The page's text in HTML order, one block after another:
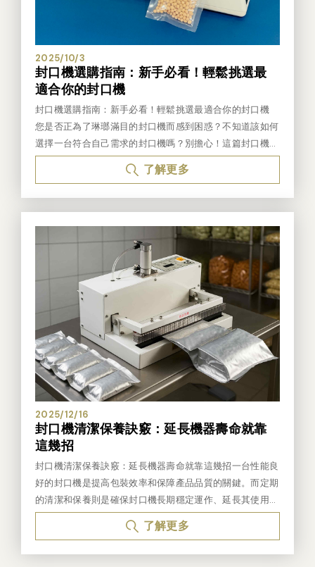
6.適應範圍廣：適合各種不同需求的封裝，無論是食品還
是非食品。 挑袋封口機挑袋封口機則是指只能使用特定材
對特殊的袋材或特定的封口需求。 1. 挑袋真空封口機需要使
用特定尺寸和類型的封口袋。在使用之前， 用戶需要將
食品或其他物品放入封口袋中，然後將封口袋的開口放入封
口機中進行封口。 2.這種類型的封口機通常提供更多的封
口選項，例如不同尺寸的封口袋、濕式和乾式封口等。 3.
挑袋真空封口機通常更適合商業使用或需要大量封口的情
況，因為它們可以提供更高的效率和 更多的選擇。 4.專
用性：需要使用特定材質或品牌的袋子，這些袋子通常設計
於通用型袋子，這可能增加長期使用的成本。 6.質量控
制：使用專用袋可能有更好的封口品質控制和封口效果，因
為和袋子整體系統來設計 的。 不挑袋真空封口機和挑袋
真空封口機選擇考慮項目 1.成本：考慮初期投資和長期使用
的成本。 2.使用需求：根據你的真空封口需求（如頻繁更換
不同類型的袋子） 來選擇更加靈活的不挑袋真空封口機
型，或是對真空封口品質有更高要求的挑袋機型。 3.操作便
利性：不挑袋真空封口機型通常操作更為簡單方便，因為它
們對袋子的要求不那麼嚴 格。 綜上所述，選擇不挑袋真
空封口機或挑袋真空封口機，應該基於真空封口需求、預算
以及對封口質量的要求。如果需要更高的靈活性和成本效
益，不挑袋機型可能是更好的選擇；如果對封口效果有較高
要求，且不介意使用專用袋子的成本，則挑袋機型可能更適
合。g 不挑袋真空封口機與挑袋封口機的差別是什麼
2025/10/3
封口機選購指南：新手必看！輕鬆挑選最
適合你的封口機
封口機選購指南：新手必看！輕鬆挑選最適合你的封口機
您是否正為了琳瑯滿目的封口機而感到困惑？不知道該如何
選擇一台符合自己需求的封口機嗎？別擔心！這篇封口機選
購指南將為您詳細解析市面上常見的封口機種類、功能與適
用情境，幫助您這位封口機新手也能輕鬆挑選到最理想的夥
主婦想分裝食材保鮮，小型商家需要包裝產品，還是工廠需
要大量封口作業，封口機都能提供便捷高效的解決方案。市
面上常見的封口機種類繁多，例如手壓式封口機、桌上型封
口機、連續式封口機等等。 手壓式封口機以其輕巧方便、
價格親民的優勢，成為家庭和小型工作室的首選。操作簡
單，只需手動壓下即可完成封口。而桌上型封口機則通常具
備更強大的功能，例如可調整封口溫度和時間，適用於更多
種類的包裝材料。連續式封口機則專為大量生產線設計，能
夠自動化完成封口作業，大幅提升效率。 在選擇封口機
時，您需要考慮以下幾個關鍵因素： 封口材質： 您需要封
口的袋子是什麼材質？PE、PP、PVC還是複合材質？不同
的材質需要不同的封口溫度和壓力。 封口尺寸： 您需要封
口的袋子寬度是多少？選擇封口長度足夠的封口機才能確保
完整密封。 使用頻率： 您是偶爾使用還是需要長時間、高
頻率地使用？這將決定您需要選擇耐用度更高的封口機。
預算考量： 不同種類和功能的封口機價格差異很大，請根
據您的預算範圍進行選擇。 達詠提供各式各樣高品質
的封口機，從經濟實惠的手壓式封口機到專業級的連續式封
口機應有盡有。我們的封口機設計精良、操作簡便、性能穩
定，絕對是您值得信賴的選擇。立即瀏覽達詠官網，找到最
了解更多
2025/12/16
封口機清潔保養訣竅：延長機器壽命就靠
這幾招
封口機清潔保養訣竅：延長機器壽命就靠這幾招一台性能良
好的封口機是提高包裝效率和保障產品品質的關鍵。而定期
的清潔和保養則是確保封口機長期穩定運作、延長其使用壽
命的重要環節。本文將分享一些簡單有效的封口機清潔保養
訣竅，幫助您維持封口機的最佳狀態。 日常清潔：保持機
了解更多